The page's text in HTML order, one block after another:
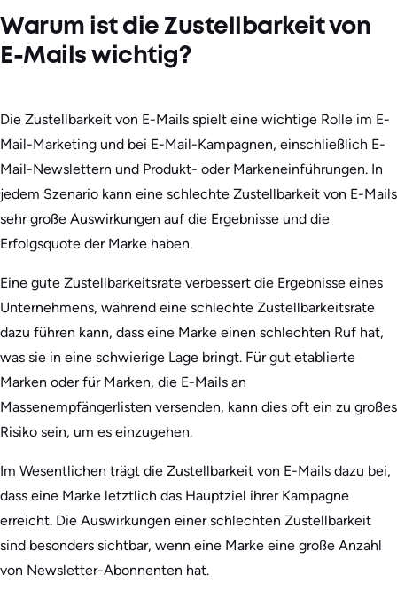
Warum ist die Zustellbarkeit von
E-Mails wichtig?
Die Zustellbarkeit von E-Mails spielt eine wichtige Rolle im E-
Mail-Marketing und bei E-Mail-Kampagnen, einschließlich E-
Mail-Newslettern und Produkt- oder Markeneinführungen. In
jedem Szenario kann eine schlechte Zustellbarkeit von E-Mails
sehr große Auswirkungen auf die Ergebnisse und die
Erfolgsquote der Marke haben.
Eine gute Zustellbarkeitsrate verbessert die Ergebnisse eines
Unternehmens, während eine schlechte Zustellbarkeitsrate
dazu führen kann, dass eine Marke einen schlechten Ruf hat,
was sie in eine schwierige Lage bringt. Für gut etablierte
Marken oder für Marken, die E-Mails an
Massenempfängerlisten versenden, kann dies oft ein zu großes
Risiko sein, um es einzugehen.
Im Wesentlichen trägt die Zustellbarkeit von E-Mails dazu bei,
dass eine Marke letztlich das Hauptziel ihrer Kampagne
erreicht. Die Auswirkungen einer schlechten Zustellbarkeit
sind besonders sichtbar, wenn eine Marke eine große Anzahl
von Newsletter-Abonnenten hat.